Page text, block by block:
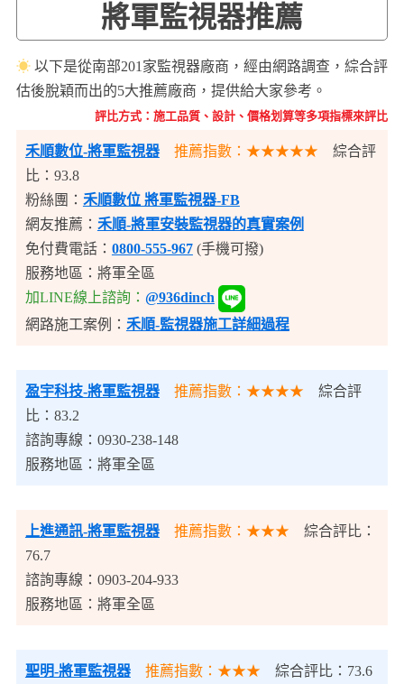
將軍監視器推薦
☀以下是從南部201家監視器廠商，經由網路調查，綜合評
估後脫穎而出的5大推薦廠商，提供給大家參考。
評比方式：施工品質、設計、價格划算等多項指標來評比
禾順數位-將軍監視器 推薦指數：★★★★★
綜合評
比：93.8
粉絲團： 禾順數位 將軍監視器-FB
網友推薦： 禾順-將軍安裝監視器的真實案例
免付費電話： 0800-555-967(手機可撥)
服務地區：將軍全區
加LINE線上諮詢： @936dinch
網路施工案例： 禾順-監視器施工詳細過程
盈宇科技-將軍監視器 推薦指數：★★★★ 綜合評
比：83.2
諮詢專線：0930-238-148
服務地區：將軍全區
上進通訊-將軍監視器 推薦指數：★★★
綜合評比：
76.7
諮詢專線：0903-204-933
服務地區：將軍全區
聖明-將軍監視器 推薦指數：★★★
綜合評比：73.6